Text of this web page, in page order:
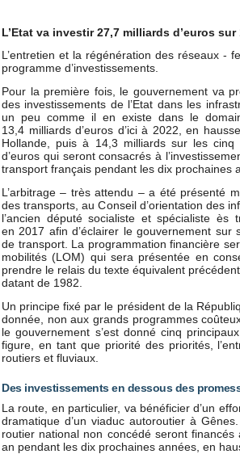
L’Etat va investir 27,7 milliards d’euros
L’entretien et la régénération des réseaux -
programme d’investissements.
Pour la première fois, le gouvernement va
des investissements de l’Etat dans les
un peu comme il en existe dans le
13,4 milliards d’euros d’ici à 2022, en
Hollande, puis à 14,3 milliards sur les
d’euros qui seront consacrés à
transport français pendant les dix prochaines
L’arbitrage – très attendu – a été présenté
des transports, au Conseil d’orientation des
l’ancien député socialiste et spécialiste
en 2017 afin d’éclairer le gouvernement sur
de transport. La programmation financière
mobilités (LOM) qui sera présentée en
prendre le relais du texte équivalent
datant de 1982.
Un principe fixé par le président de la
donnée, non aux grands programmes
le gouvernement s’est donné cinq
figure, en tant que priorité des priorités,
routiers et fluviaux.
Des investissements en dessous des
La route, en particulier, va bénéficier d’un
dramatique d’un viaduc autoroutier à
routier national non concédé seront
an pendant les dix prochaines années, en